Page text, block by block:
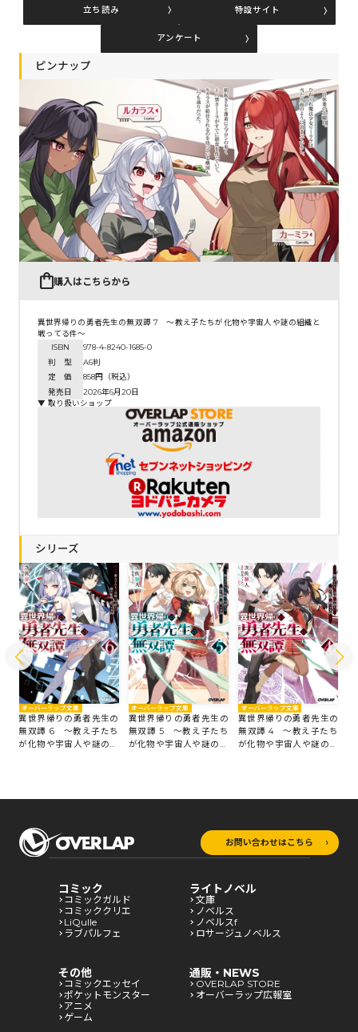
コミックエッセイ
閉じる
立ち読み 特設サイト
アンケート
ピンナップ
購入はこちらから
異世界帰りの勇者先生の無双譚 7 ～教え子たちが化物や宇宙人や謎の組織と
戦ってる件～
ISBN
978-4-8240-1685-0
判 型
A6判
定 価
858円（税込）
発売日
2026年6月20日
▼ 取り扱いショップ
シリーズ
オーバーラップ文庫
異世界帰りの勇者先生の
無双譚 6 ～教え子たち
が化物や宇宙人や謎の組
オーバーラップ文庫
異世界帰りの勇者先生の
無双譚 5 ～教え子たち
が化物や宇宙人や謎の組
オーバーラップ文庫
異世界帰りの勇者先生の
無双譚 4 ～教え子たち
が化物や宇宙人や謎の組
お問い合わせはこちら
コミック
コミックガルド
コミッククリエ
LiQulle
ラブパルフェ
ライトノベル
文庫
ノベルス
ノベルスf
ロサージュノベルス
その他
コミックエッセイ
ポケットモンスター
アニメ
ゲーム
通販・NEWS
OVERLAP STORE
オーバーラップ広報室